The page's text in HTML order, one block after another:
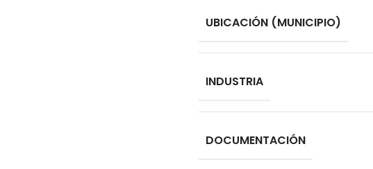
UBICACIÓN (MUNICIPIO)
INDUSTRIA
DOCUMENTACIÓN